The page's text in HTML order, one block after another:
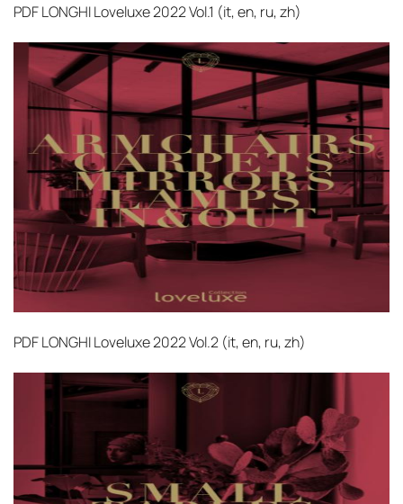
PDFLONGHI Loveluxe 2022 Vol.1 (it, en, ru, zh)‎
PDFLONGHI Loveluxe 2022 Vol.2 (it, en, ru, zh)‎